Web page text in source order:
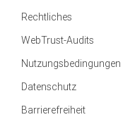
Rechtliches
WebTrust-Audits
Nutzungsbedingungen
Datenschutz
Barrierefreiheit